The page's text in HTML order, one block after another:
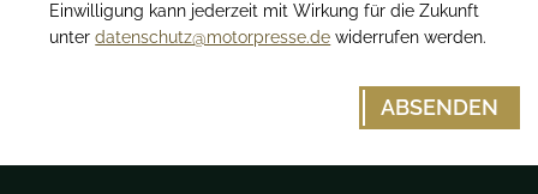
Einwilligung kann jederzeit mit Wirkung für die Zukunft
unterdatenschutz@motorpresse.de widerrufen werden.